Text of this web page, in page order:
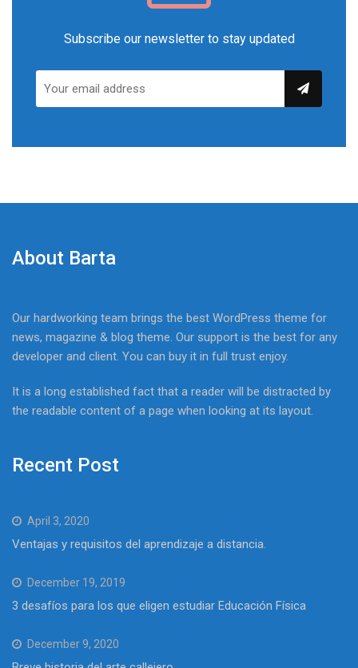
Subscribe our newsletter to stay updated
About Barta
Our hardworking team brings the best WordPress theme for
news, magazine & blog theme. Our support is the best for any
developer and client. You can buy it in full trust enjoy.
It is a long established fact that a reader will be distracted by
the readable content of a page when looking at its layout.
Recent Post
April 3, 2020
Ventajas y requisitos del aprendizaje a distancia.
December 19, 2019
3 desafíos para los que eligen estudiar Educación Física
December 9, 2020